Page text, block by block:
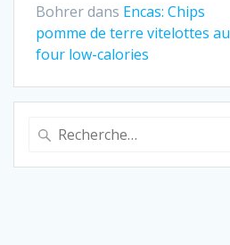
Bohrerdans Encas: Chips
pomme de terre vitelottes au
four low-calories
Recherche
pour
: